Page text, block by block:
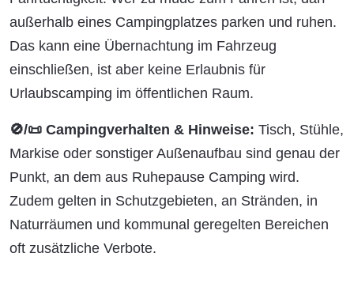
außerhalb eines Campingplatzes parken und ruhen.
Das kann eine Übernachtung im Fahrzeug
einschließen, ist aber keine Erlaubnis für
Urlaubscamping im öffentlichen Raum.
🚫/📜 Campingverhalten & Hinweise: Tisch, Stühle,
Markise oder sonstiger Außenaufbau sind genau der
Punkt, an dem aus Ruhepause Camping wird.
Zudem gelten in Schutzgebieten, an Stränden, in
Naturräumen und kommunal geregelten Bereichen
oft zusätzliche Verbote.